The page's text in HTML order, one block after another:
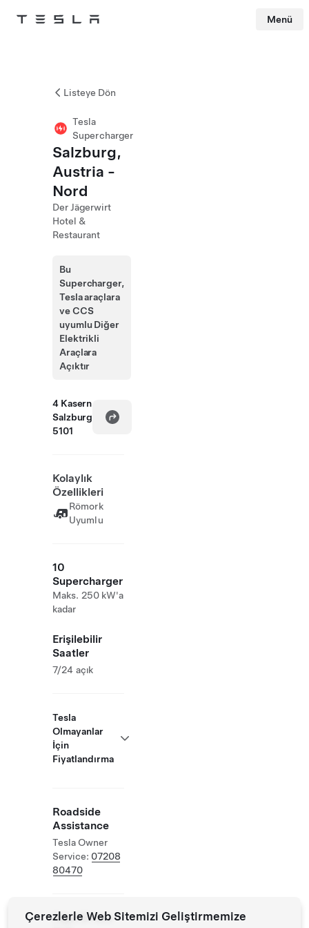
Tesla Menü
Listeye Dön
Tesla
Supercharger
Salzburg,
Austria -
Nord
Der Jägerwirt
Hotel &
Restaurant
Bu
Supercharger,
Tesla araçlara
ve CCS
uyumlu Diğer
Elektrikli
Araçlara
Açıktır
4 Kasern
Salzburg
5101
Kolaylık
Özellikleri
Römork
Uyumlu
10
Supercharger
Maks. 250 kW'a
kadar
Erişilebilir
Saatler
7/24 açık
Tesla
Olmayanlar
İçin
Fiyatlandırma
Roadside
Assistance
Tesla Owner
Service: 07208
80470
Diğer EV'lere
Çerezlerle Web Sitemizi Geliştirmemize